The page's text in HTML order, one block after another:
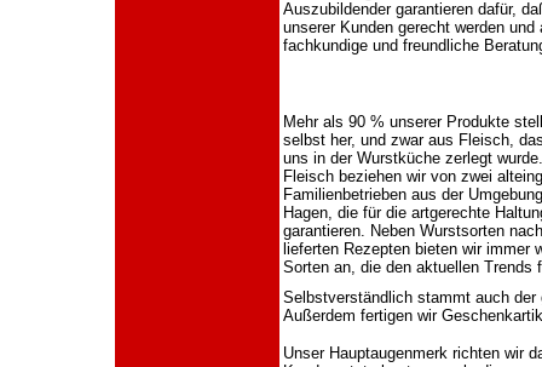
Auszubildender garantieren dafür,
unserer Kunden gerecht werden
fachkundige und freundliche
Mehr als 90 % unserer Produkte
selbst her, und zwar aus Fleisch,
uns in der Wurstküche zerlegt
Fleisch beziehen wir von zwei
Familienbetrieben aus der
Hagen, die für die artgerechte
garantieren. Neben Wurstsorten
lieferten Rezepten bieten wir immer
Sorten an, die den aktuellen Trends
Selbstverständlich stammt auch der
Außerdem fertigen wir
Unser Hauptaugenmerk richten wir